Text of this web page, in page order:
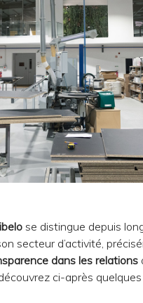
se distingue depuis
secteur d’activité,
dans les relations
ci-après